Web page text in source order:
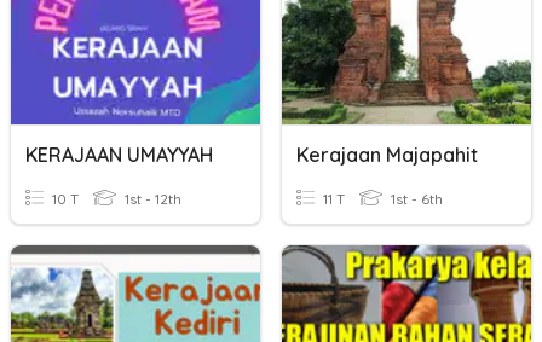
KERAJAAN UMAYYAH
10 T 1st - 12th
Kerajaan Majapahit
11 T 1st - 6th